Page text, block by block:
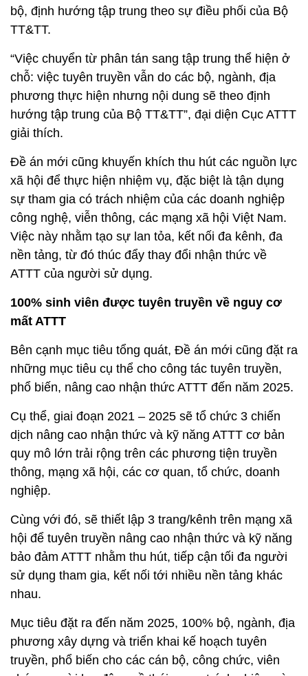
bộ, định hướng tập trung theo sự điều phối của Bộ
TT&TT.
“Việc chuyển từ phân tán sang tập trung thể hiện ở
chỗ: việc tuyên truyền vẫn do các bộ, ngành, địa
phương thực hiện nhưng nội dung sẽ theo định
hướng tập trung của Bộ TT&TT”, đại diện Cục ATTT
giải thích.
Đề án mới cũng khuyến khích thu hút các nguồn lực
xã hội để thực hiện nhiệm vụ, đặc biệt là tận dụng
sự tham gia có trách nhiệm của các doanh nghiệp
công nghệ, viễn thông, các mạng xã hội Việt Nam.
Việc này nhằm tạo sự lan tỏa, kết nối đa kênh, đa
nền tảng, từ đó thúc đẩy thay đổi nhận thức về
ATTT của người sử dụng.
100% sinh viên được tuyên truyền về nguy cơ
mất ATTT
Bên cạnh mục tiêu tổng quát, Đề án mới cũng đặt ra
những mục tiêu cụ thể cho công tác tuyên truyền,
phổ biến, nâng cao nhận thức ATTT đến năm 2025.
Cụ thể, giai đoạn 2021 – 2025 sẽ tổ chức 3 chiến
dịch nâng cao nhận thức và kỹ năng ATTT cơ bản
quy mô lớn trải rộng trên các phương tiện truyền
thông, mạng xã hội, các cơ quan, tổ chức, doanh
nghiệp.
Cùng với đó, sẽ thiết lập 3 trang/kênh trên mạng xã
hội để tuyên truyền nâng cao nhận thức và kỹ năng
bảo đảm ATTT nhằm thu hút, tiếp cận tối đa người
sử dụng tham gia, kết nối tới nhiều nền tảng khác
nhau.
Mục tiêu đặt ra đến năm 2025, 100% bộ, ngành, địa
phương xây dựng và triển khai kế hoạch tuyên
truyền, phổ biến cho các cán bộ, công chức, viên